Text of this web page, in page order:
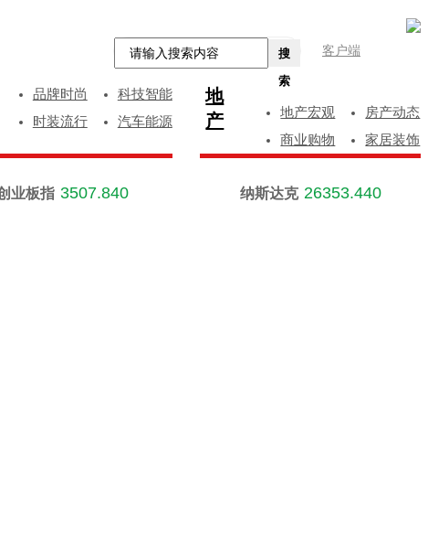
客户端
搜
索
品牌时尚
科技智能
时装流行
汽车能源
地
产
地产宏观
房产动态
商业购物
家居装饰
业板指 3507.840 纳斯达克 26353.440